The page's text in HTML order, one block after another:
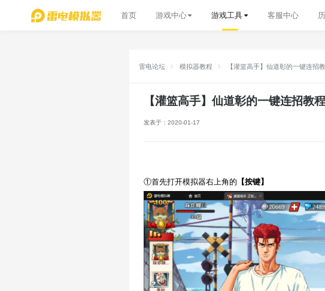
首页 游戏中心 游戏工具 客服中心
雷电论坛 模拟器教程 【灌篮高手】仙道彰的一键连招
【灌篮高手】仙道彰的一键连招教程
发表于：2020-01-17
①首先打开模拟器右上角的 【按键】